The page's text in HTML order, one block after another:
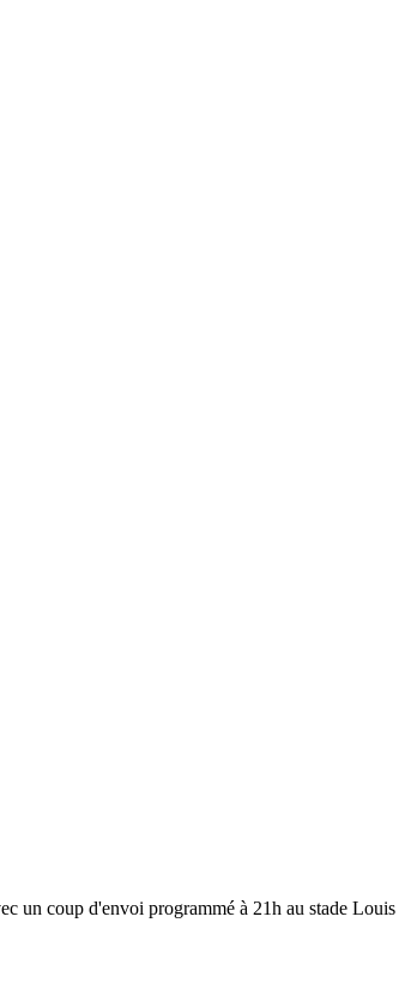
un coup d'envoi programmé à 21h au stade Louis